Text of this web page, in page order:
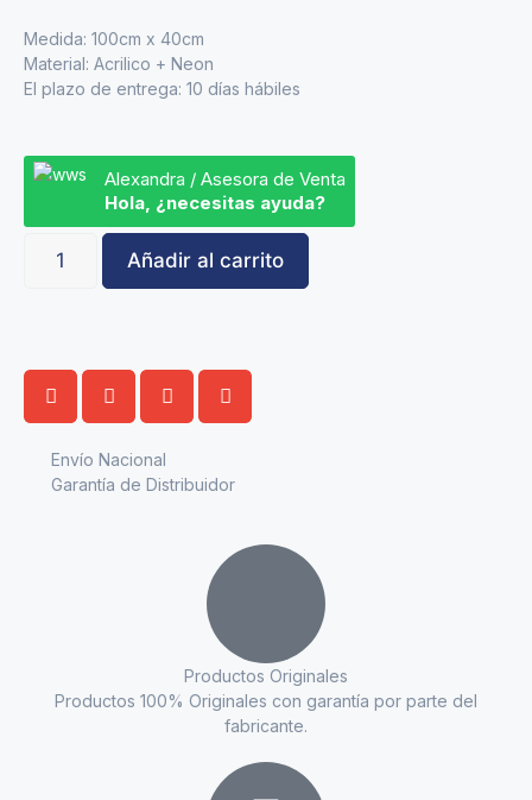
Medida: 100cm x 40cm
Material: Acrilico + Neon
El plazo de entrega: 10 días hábiles
Alexandra / Asesora de Venta
Hola, ¿necesitas ayuda?
Añadir al carrito
Envío Nacional
Garantía de Distribuidor
Productos Originales
Productos 100% Originales con garantía por parte del
fabricante.